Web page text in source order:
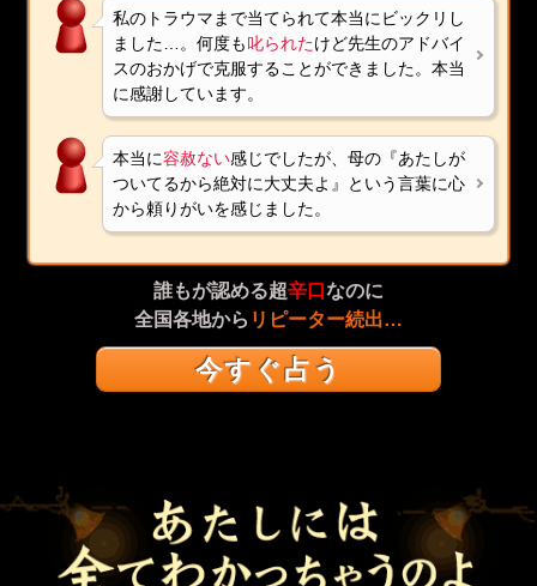
私のトラウマまで当てられて本当にビックリし
ました…。何度も叱られたけど先生のアドバイ
スのおかげで克服することができました。本当
に感謝しています。
本当に容赦ない感じでしたが、母の『あたしが
ついてるから絶対に大丈夫よ』という言葉に心
から頼りがいを感じました。
誰もが認める超辛口 なのに
全国各地から リピーター続出…
今すぐ占う